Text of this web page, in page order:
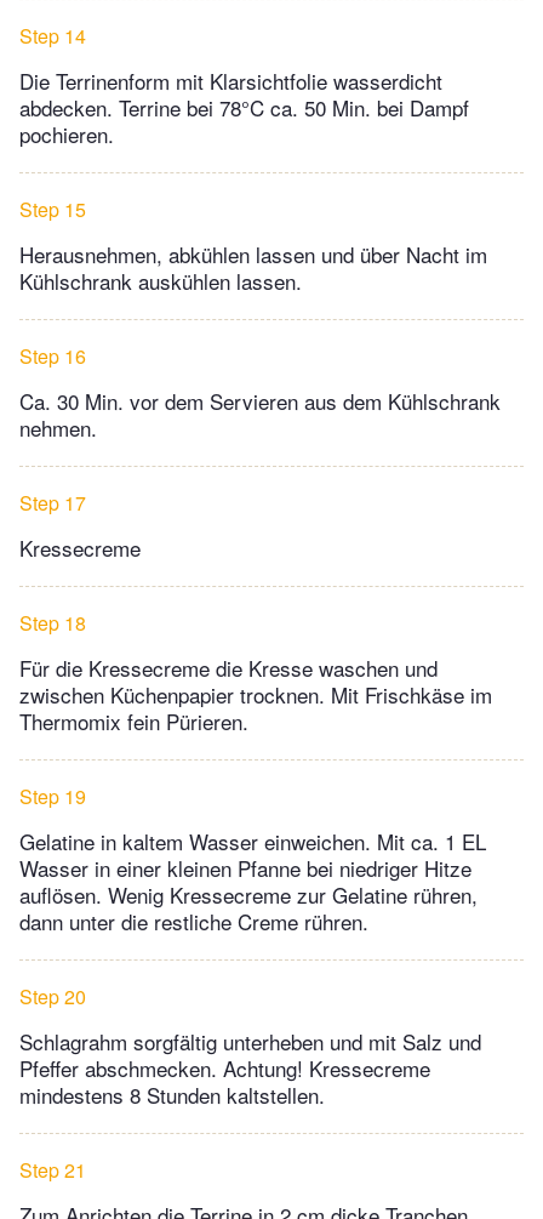
Step 14
Die Terrinenform mit Klarsichtfolie wasserdicht
abdecken. Terrine bei 78°C ca. 50 Min. bei Dampf
pochieren.
Step 15
Herausnehmen, abkühlen lassen und über Nacht im
Kühlschrank auskühlen lassen.
Step 16
Ca. 30 Min. vor dem Servieren aus dem Kühlschrank
nehmen.
Step 17
Kressecreme
Step 18
Für die Kressecreme die Kresse waschen und
zwischen Küchenpapier trocknen. Mit Frischkäse im
Thermomix fein Pürieren.
Step 19
Gelatine in kaltem Wasser einweichen. Mit ca. 1 EL
Wasser in einer kleinen Pfanne bei niedriger Hitze
auflösen. Wenig Kressecreme zur Gelatine rühren,
dann unter die restliche Creme rühren.
Step 20
Schlagrahm sorgfältig unterheben und mit Salz und
Pfeffer abschmecken. Achtung! Kressecreme
mindestens 8 Stunden kaltstellen.
Step 21